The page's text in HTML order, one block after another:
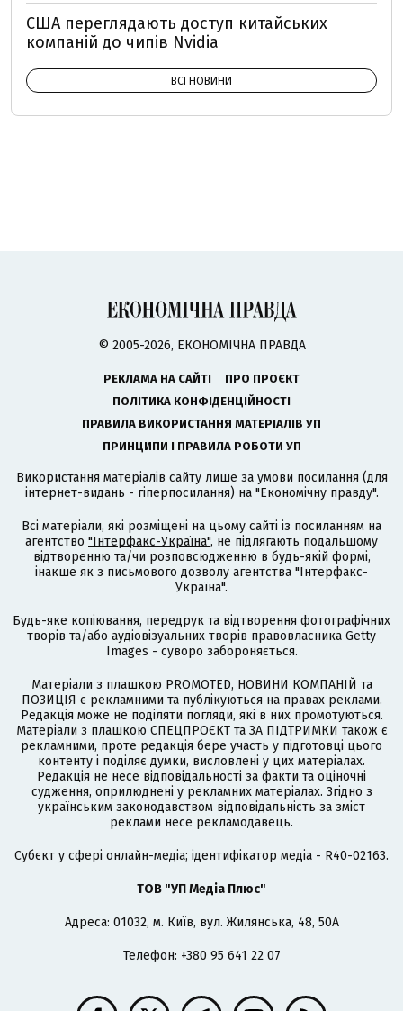
США переглядають доступ китайських
компаній до чипів Nvidia
ВСІ НОВИНИ
© 2005-2026, ЕКОНОМІЧНА ПРАВДА
РЕКЛАМА НА САЙТІ
ПРО ПРОЄКТ
ПОЛІТИКА КОНФІДЕНЦІЙНОСТІ
ПРАВИЛА ВИКОРИСТАННЯ МАТЕРІАЛІВ УП
ПРИНЦИПИ І ПРАВИЛА РОБОТИ УП
Використання матеріалів сайту лише за умови посилання (для
інтернет-видань - гіперпосилання) на "Економічну правду".
Всі матеріали, які розміщені на цьому сайті із посиланням на
агентство "Інтерфакс-Україна", не підлягають подальшому
відтворенню та/чи розповсюдженню в будь-якій формі,
інакше як з письмового дозволу агентства "Інтерфакс-
Україна".
Будь-яке копіювання, передрук та відтворення фотографічних
творів та/або аудіовізуальних творів правовласника Getty
Images - суворо забороняється.
Матеріали з плашкою PROMOTED, НОВИНИ КОМПАНІЙ та
ПОЗИЦІЯ є рекламними та публікуються на правах реклами.
Редакція може не поділяти погляди, які в них промотуються.
Матеріали з плашкою СПЕЦПРОЄКТ та ЗА ПІДТРИМКИ також є
рекламними, проте редакція бере участь у підготовці цього
контенту і поділяє думки, висловлені у цих матеріалах.
Редакція не несе відповідальності за факти та оціночні
судження, оприлюднені у рекламних матеріалах. Згідно з
українським законодавством відповідальність за зміст
реклами несе рекламодавець.
Cубєкт у сфері онлайн-медіа; ідентифікатор медіа - R40-02163.
ТОВ "УП Медіа Плюс"
Адреса: 01032, м. Київ, вул. Жилянська, 48, 50А
Телефон: +380 95 641 22 07